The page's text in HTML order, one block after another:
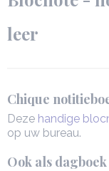
leer
Chique
Deze handige
op uw bureau.
Ook als